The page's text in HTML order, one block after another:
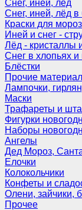
Снег, иней, лёд
Снег, иней, лёд в
Краски для
Иней и снег -
Лёд - кристаллы
Снег в хлопьях
Блёстки
Прочие
Лампочки,
Маски
Трафареты и
Фигурки
Наборы
Ангелы
Дед Мороз,
Елочки
Колокольчики
Конфеты и
Олени, зайчики,
Прочее